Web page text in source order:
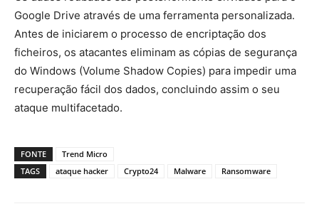
Google Drive através de uma ferramenta personalizada.
Antes de iniciarem o processo de encriptação dos
ficheiros, os atacantes eliminam as cópias de segurança
do Windows (Volume Shadow Copies) para impedir uma
recuperação fácil dos dados, concluindo assim o seu
ataque multifacetado.
FONTE
Trend Micro
TAGS
ataque hacker Crypto24 Malware Ransomware